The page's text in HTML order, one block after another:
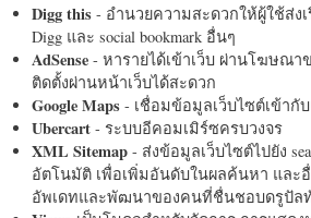
Digg this - อำนวยความสะดวกให้ผู้ใช้ส่ง
Digg และ social bookmark อื่นๆ
AdSense - หารายได้เข้าเว็บ ผ่านโฆษณาข
ติดตั้งผ่านหน้าเว็บได้สะดวก
Google Maps - เชื่อมข้อมูลเว็บไซต์เข้ากับ
Ubercart - ระบบอีคอมเมิร์ซครบวงจร
XML Sitemap - ส่งข้อมูลเว็บไซต์ไปยัง
อัตโนมัติ เพื่อเพิ่มอันดับในผลค้นหา และ
อัพเดทและพัฒนาของคนที่ชื่นชอบดรูปัล